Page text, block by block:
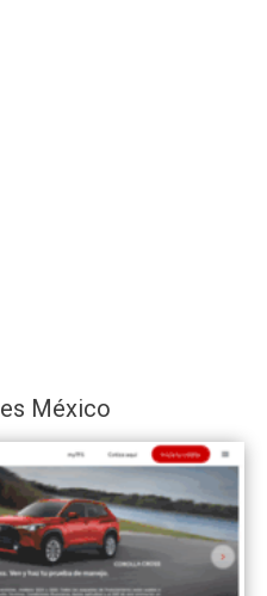
México